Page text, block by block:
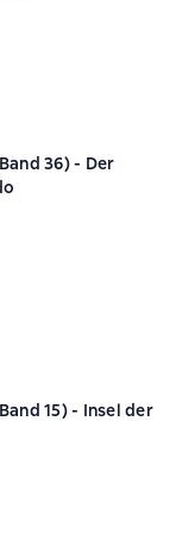
0 оценок
36) - Der
0 оценок
15) - Insel der
0 оценок